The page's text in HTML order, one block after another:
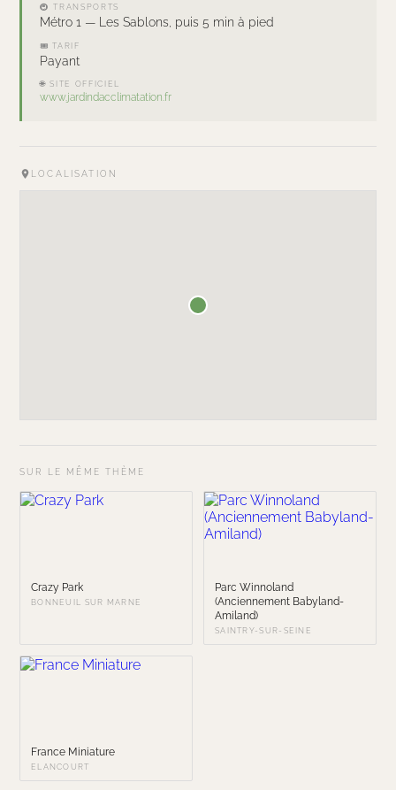
🚇 TRANSPORTS
Métro 1 — Les Sablons, puis 5 min à pied
🎟 TARIF
Payant
🌐 SITE OFFICIEL
www.jardindacclimatation.fr
LOCALISATION
SUR LE MÊME THÈME
Crazy Park
BONNEUIL SUR MARNE
Parc Winnoland
(Anciennement Babyland-
Amiland)
SAINTRY-SUR-SEINE
France Miniature
ELANCOURT